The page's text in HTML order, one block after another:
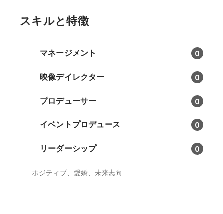
スキルと特徴
マネージメント 0
映像デイレクター 0
プロデューサー 0
イベントプロデュース 0
リーダーシップ 0
ポジティブ、愛嬌、未来志向